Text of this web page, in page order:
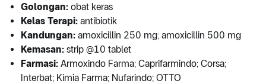
Golongan: obat keras
Kelas Terapi: antibiotik
Kandungan: amoxicillin 250 mg; amoxicillin 500 mg
Kemasan: strip @10 tablet
Farmasi: Armoxindo Farma; Caprifarmindo; Corsa;
Interbat; Kimia Farma; Nufarindo; OTTO